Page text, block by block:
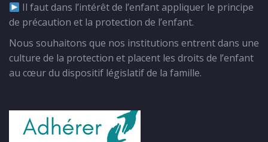
Il faut dans l’intérêt de l’enfant appliquer le principe
de précaution et la protection de l’enfant.
Nous souhaitons que nos institutions entrent dans une
culture de la protection et placent les droits de l’enfant
au cœur du dispositif législatif de la famille.